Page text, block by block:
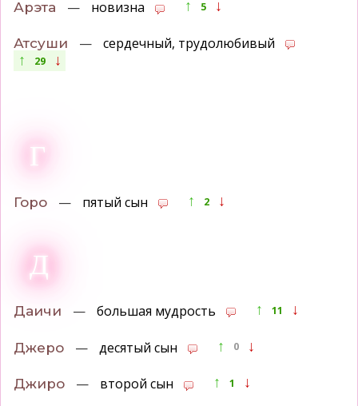
Арэта — новизна ↑ 5 ↓
Атсуши — сердечный, трудолюбивый
↑ 29 ↓
Г
Горо — пятый сын ↑ 2 ↓
Д
Даичи — большая мудрость ↑ 11 ↓
Джеро — десятый сын ↑ 0 ↓
Джиро — второй сын ↑ 1 ↓